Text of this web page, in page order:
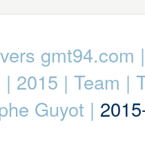
gmt94.com
| 2015 | Team |
Guyot |